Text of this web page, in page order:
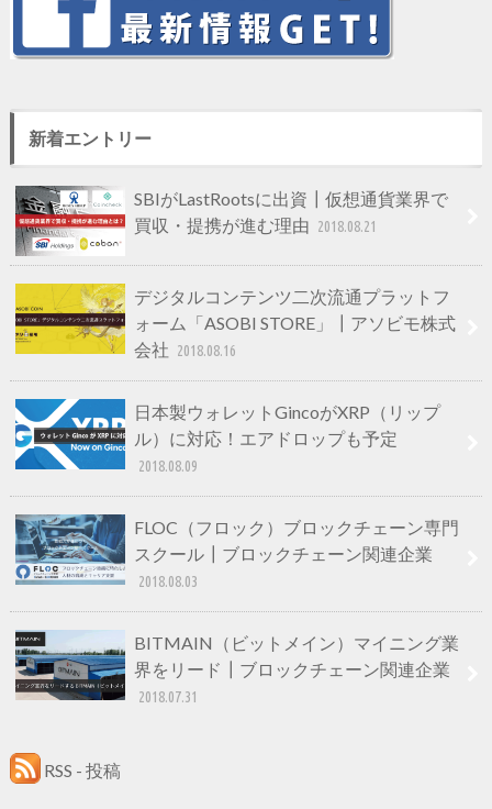
新着エントリー
SBIがLastRootsに出資┃仮想通貨業界で
買収・提携が進む理由 2018.08.21
デジタルコンテンツ二次流通プラットフ
ォーム「ASOBI STORE」┃アソビモ株式
会社 2018.08.16
日本製ウォレットGincoがXRP（リップ
ル）に対応！エアドロップも予定
2018.08.09
FLOC（フロック）ブロックチェーン専門
スクール┃ブロックチェーン関連企業
2018.08.03
BITMAIN（ビットメイン）マイニング業
界をリード┃ブロックチェーン関連企業
2018.07.31
RSS - 投稿